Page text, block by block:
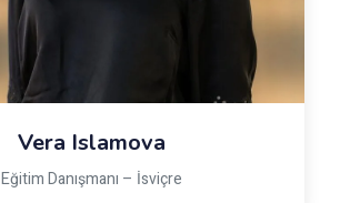
Vera Islamova
Eğitim Danışmanı – İsviçre